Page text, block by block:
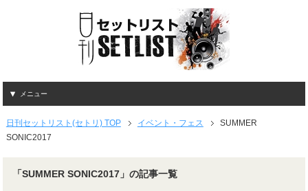
メニュー
日刊セットリスト(セトリ) TOP イベント・フェス
SUMMER
SONIC2017
「SUMMER SONIC2017」の記事一覧